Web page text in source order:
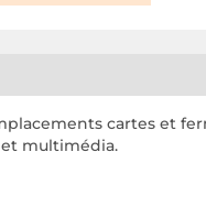
cartes et
multimédia.